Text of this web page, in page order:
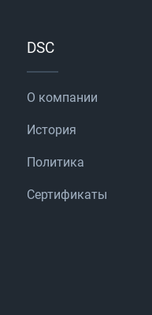
DSC
О компании
История
Политика
Сертификаты